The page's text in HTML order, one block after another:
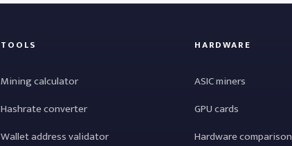
TOOLS
Mining calculator
Hashrate converter
Wallet address validator
HARDWARE
ASIC miners
GPU cards
Hardware comparison